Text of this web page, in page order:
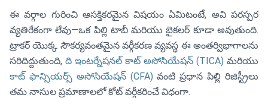
ఈ వర్గాల గురించి ఆసక్తికరమైన విషయం ఏమిటంటే, అవి పరస్పర
వ్యతిరేకంగా లేవు—ఒక పిల్లి టాబీ మరియు బైకలర్ కూడా అవుతుంది.
ట్రాకర్ యొక్క సౌకర్యవంతమైన వర్గీకరణ వ్యవస్థ ఈ అంతర్విభాగాలను
సరిదిద్దుతుంది, ది ఇంటర్నేషనల్ కాట్ అసోసియేషన్ (TICA) మరియు
కాట్ ఫాన్సియర్స్ అసోసియేషన్ (CFA) వంటి ప్రధాన పిల్లి రిజిస్ట్రీలు
తమ నాసుల ప్రమాణాలలో కోట్ వర్గీకరించే విధంగా.